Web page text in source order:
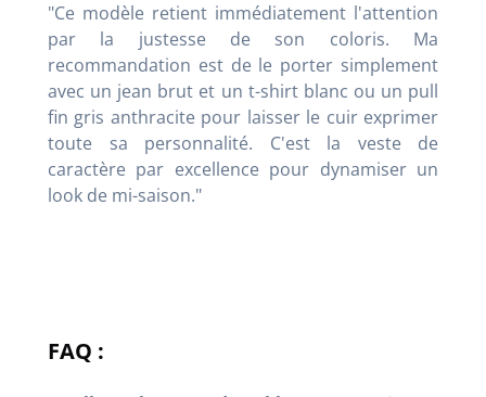
"Ce modèle retient immédiatement l'attention
par la justesse de son coloris. Ma
recommandation est de le porter simplement
avec un jean brut et un t-shirt blanc ou un pull
fin gris anthracite pour laisser le cuir exprimer
toute sa personnalité. C'est la veste de
caractère par excellence pour dynamiser un
look de mi-saison."
FAQ :